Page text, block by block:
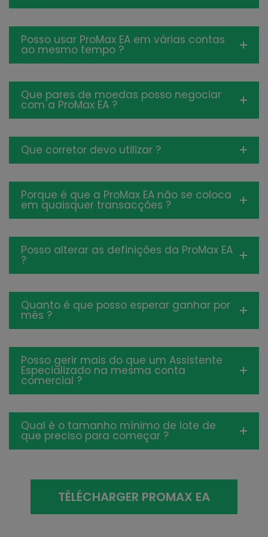
Posso usar ProMax EA em várias contas
ao mesmo tempo ?
Que pares de moedas posso negociar
com a ProMax EA ?
Que corretor devo utilizar ?
Porque é que a ProMax EA não se coloca
em quaisquer transacções ?
Posso alterar as definições da ProMax EA
?
Quanto é que posso esperar ganhar por
mês ?
Posso gerir mais do que um Assistente
Especializado na mesma conta
comercial ?
Qual é o tamanho mínimo de lote de
que preciso para começar ?
TÉLÉCHARGER PROMAX EA